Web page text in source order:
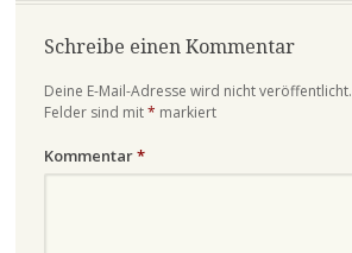
Schreibe einen Kommentar
Deine E-Mail-Adresse wird nicht veröffentlicht.
Felder sind mit* markiert
Kommentar*